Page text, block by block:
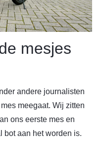
mesjes
andere journalisten
meegaat. Wij zitten
ons eerste mes en
bot aan het worden is.